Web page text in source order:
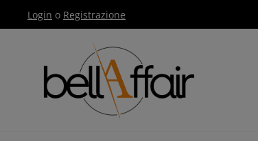
alla navigazione principale
Login o Registrazione